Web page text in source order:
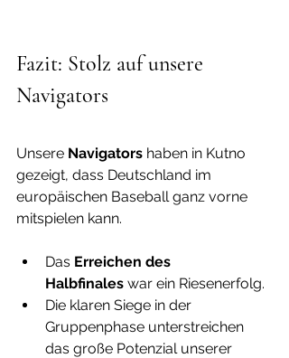
Fazit: Stolz auf unsere
Navigators
Unsere Navigators haben in Kutno
gezeigt, dass Deutschland im
europäischen Baseball ganz vorne
mitspielen kann.
Das Erreichen des
Halbfinales war ein Riesenerfolg.
Die klaren Siege in der
Gruppenphase unterstreichen
das große Potenzial unserer